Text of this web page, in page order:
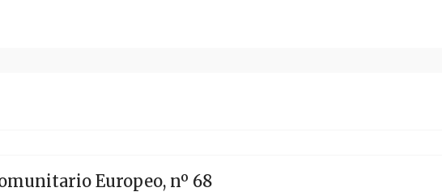
Europeo, nº 68